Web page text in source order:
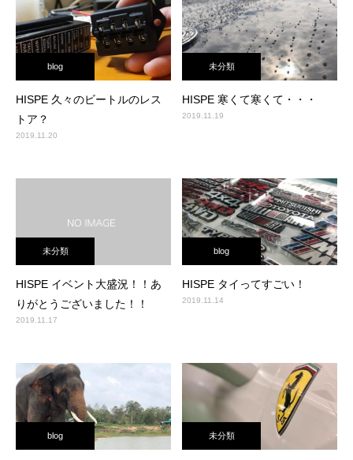
blog
HISPE 久々のビートルのレス
トア？
2019.11.20
未分類
HISPE 寒くて寒くて・・・
2019.11.19
未分類
HISPE イベント大盛況！！あ
りがとうございました！！
2019.11.17
blog
HISPE タイってすごい！
2019.11.14
blog 未分類